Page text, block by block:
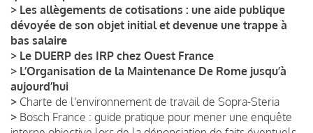
> Les allègements de cotisations : une aide publique
dévoyée de son objet initial et devenue une trappe à
bas salaire
> Le DUERP des IRP chez Ouest France
> L’Organisation de la Maintenance De Rome jusqu’à
aujourd’hui
> Charte de l'environnement de travail de Sopra-Steria
> Bosch France : guide pratique pour mener une enquête